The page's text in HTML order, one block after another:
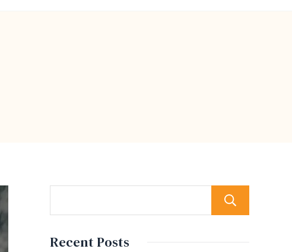
Recent Posts